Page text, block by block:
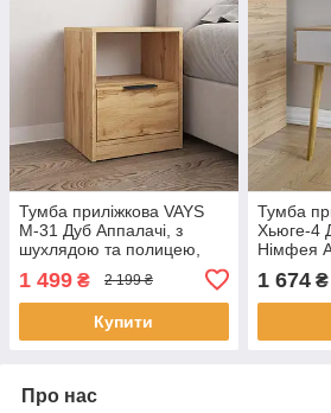
Тумба приліжкова VAYS
M-31 Дуб Аппалачі, з
шухлядою та полицею,
ЛДСП, 40х35х50 см – для
спальні
1 499 ₴ 2 199 ₴
Купити
Тумба
Хьюге-4
Німфея
1 674₴
Про нас